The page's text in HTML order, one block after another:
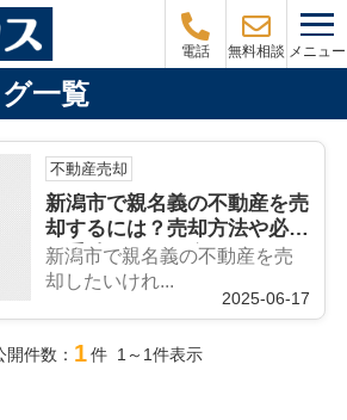
電話 無料相談 メニュー
一覧
不動産売却
新潟市で親名義の不動産を売
却するには？売却方法や必要
な手続きをご紹介
新潟市で親名義の不動産を売
却したいけれ...
2025-06-17
開件数： 1件 1～1件表示